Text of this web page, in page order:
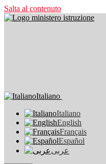
Salta al contenuto
Italiano
Italiano
English
Français
Español
عربى